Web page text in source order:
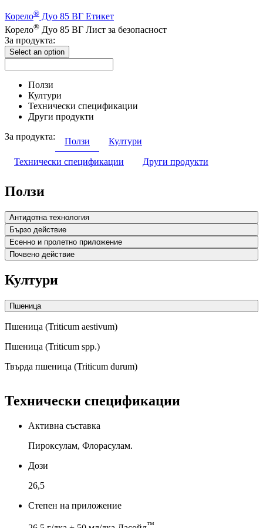
Корело® Дуо 85 ВГ Етикет
Корело® Дуо 85 ВГ Лист за безопасност
За продукта:
Select an option
Ползи
Култури
Технически спецификации
Други продукти
За продукта:
Ползи Култури
Технически спецификации Други продукти
Ползи
Антидотна технология
Бързо действие
Есенно и пролетно приложение
Почвено действие
Култури
Пшеница
Пшеница (Triticum aestivum)
Пшеница (Triticum spp.)
Твърда пшеница (Triticum durum)
Технически спецификации
Активна съставка
Пироксулам, Флорасулам.
Дози
26,5
Степен на приложение
™